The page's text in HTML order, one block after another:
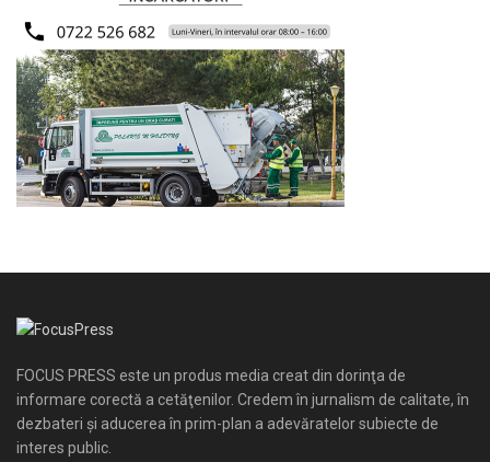
FOCUS PRESS este un produs media creat din dorinţa de
informare corectă a cetăţenilor. Credem în jurnalism de calitate, în
dezbateri şi aducerea în prim-plan a adevăratelor subiecte de
interes public.